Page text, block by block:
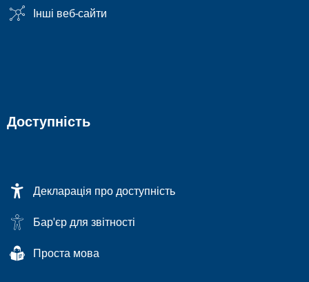
Інші веб-сайти
Доступність
Декларація про доступність
Бар'єр для звітності
Проста мова